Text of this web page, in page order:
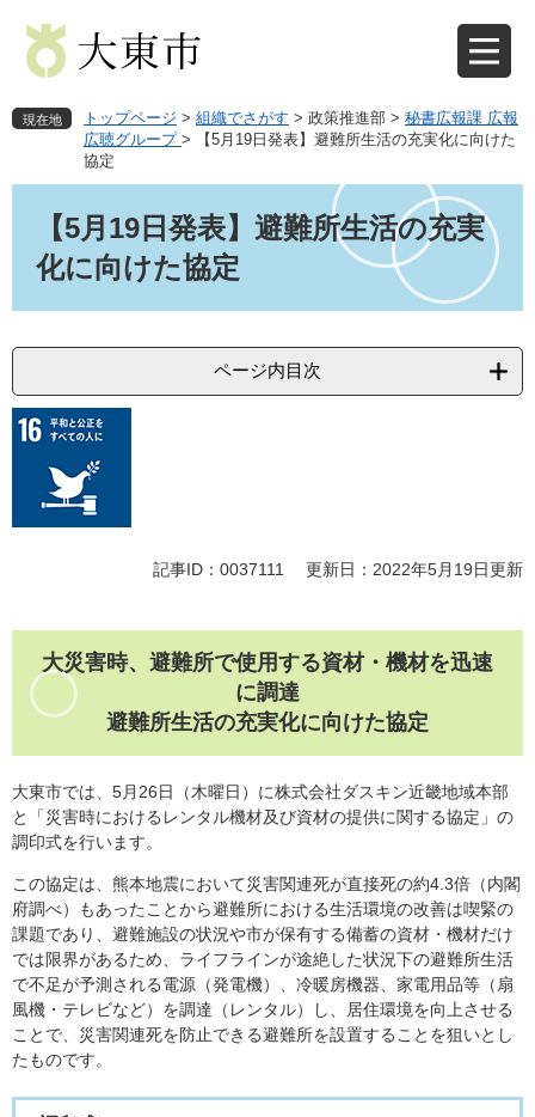
先
す
を
し
現在地 トップページ > 組織でさがす > 政策推進部 > 秘書広報課 広報
広聴グループ >
【5月19日発表】​避難所生活の充実化に向けた
協定
【5月19日発表】​避難所生活の充実
化に向けた協定
ページ内目次
記事ID：0037111 更新日：2022年5月19日更新
大災害時、避難所で使用する資材・機材を迅速
に調達
避難所生活の充実化に向けた協定
大東市では、5月26日（木曜日）に株式会社ダスキン近畿地域本部
と「災害時におけるレンタル機材及び資材の提供に関する協定」の
調印式を行います。
この協定は、熊本地震において災害関連死が直接死の約4.3倍（内閣
府調べ）もあったことから避難所における生活環境の改善は喫緊の
課題であり、避難施設の状況や市が保有する備蓄の資材・機材だけ
では限界があるため、ライフラインが途絶した状況下の避難所生活
で不足が予測される電源（発電機）、冷暖房機器、家電用品等（扇
風機・テレビなど）を調達（レンタル）し、居住環境を向上させる
ことで、災害関連死を防止できる避難所を設置することを狙いとし
たものです。